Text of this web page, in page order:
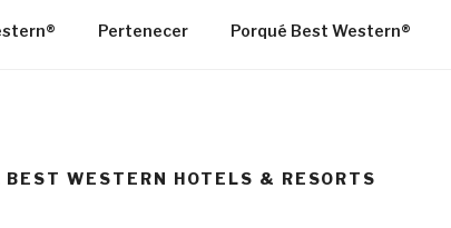
Pertenecer Porqué Best Western®
BEST WESTERN HOTELS & RESORTS